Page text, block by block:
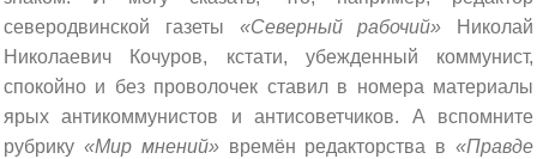
северодвинской газеты «Северный рабочий» Николай
Николаевич Кочуров, кстати, убежденный коммунист,
спокойно и без проволочек ставил в номера материалы
ярых антикоммунистов и антисоветчиков. А вспомните
рубрику «Мир мнений»времён редакторства в«Правде